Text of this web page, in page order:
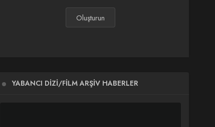
Oluşturun
YABANCI DIZI/FILM ARŞIV HABERLER